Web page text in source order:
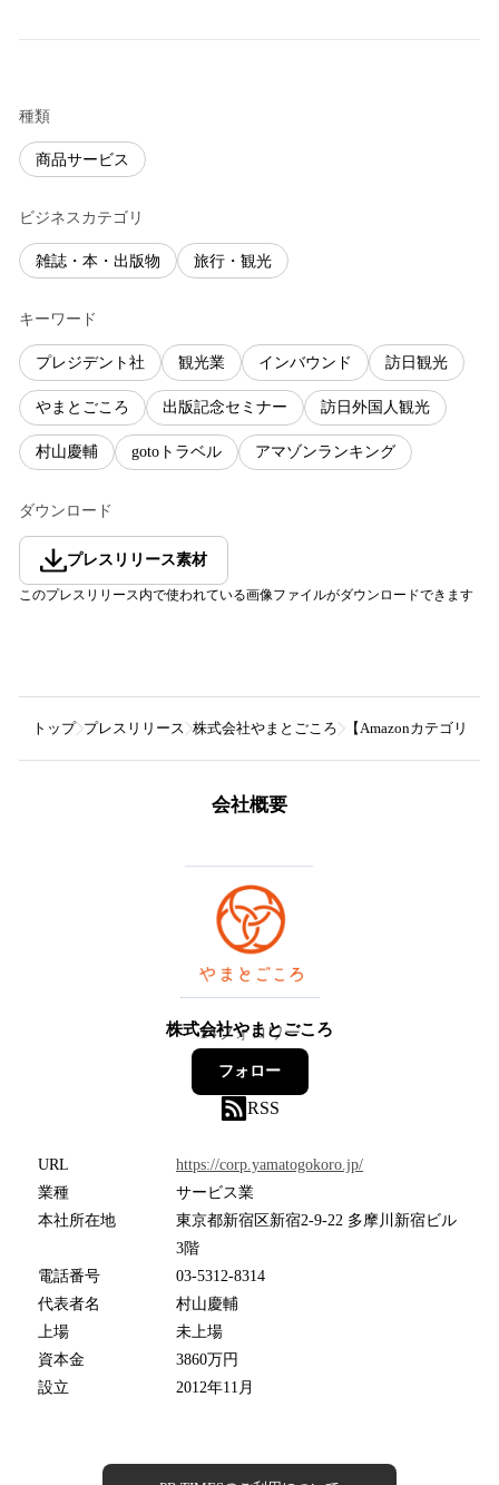
種類
商品サービス
ビジネスカテゴリ
雑誌・本・出版物 旅行・観光
キーワード
プレジデント社 観光業 インバウンド 訪日観光
やまとごころ 出版記念セミナー 訪日外国人観光
村山慶輔 gotoトラベル アマゾンランキング
ダウンロード
プレスリリース素材
このプレスリリース内で使われている画像ファイルがダウンロードできます
トップ プレスリリース 株式会社やまとごころ 【Amazonカテゴリー
会社概要
株式会社やまとごころ
14フォロワー
フォロー
RSS
URL
https://corp.yamatogokoro.jp/
業種
サービス業
本社所在地
東京都新宿区新宿2-9-22 多摩川新宿ビル
3階
電話番号
03-5312-8314
代表者名
村山慶輔
上場
未上場
資本金
3860万円
設立
2012年11月